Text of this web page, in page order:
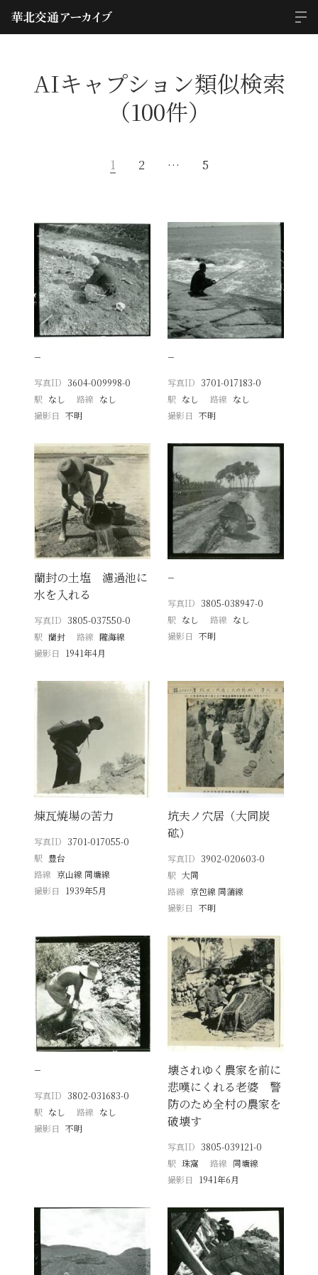
AIキャプション類似検索
（100件）
1 2 … 5
−
写真ID 3604-009998-0
駅 なし 路線 なし
撮影日
不明
−
写真ID 3701-017183-0
駅 なし 路線 なし
撮影日 不明
蘭封の土塩 濾過池に
水を入れる
写真ID 3805-037550-0
駅 蘭封 路線 隴海線
撮影日
1941年4月
−
写真ID 3805-038947-0
駅 なし 路線 なし
撮影日 不明
煉瓦焼場の苦力
写真ID 3701-017055-0
駅 豊台
路線 京山線 同塘線
撮影日
1939年5月
坑夫ノ穴居（大同炭
砿）
写真ID 3902-020603-0
駅 大同
路線 京包線 同蒲線
撮影日 不明
−
写真ID 3802-031683-0
駅 なし 路線 なし
撮影日
不明
壊されゆく農家を前に
悲嘆にくれる老婆 警
防のため全村の農家を
破壊す
写真ID 3805-039121-0
駅 珠窩 路線 同塘線
撮影日
1941年6月